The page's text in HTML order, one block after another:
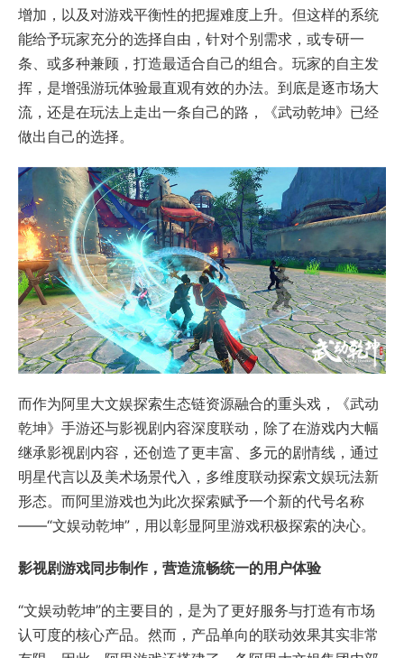
增加，以及对游戏平衡性的把握难度上升。但这样的系统
能给予玩家充分的选择自由，针对个别需求，或专研一
条、或多种兼顾，打造最适合自己的组合。玩家的自主发
挥，是增强游玩体验最直观有效的办法。到底是逐市场大
流，还是在玩法上走出一条自己的路，《武动乾坤》已经
做出自己的选择。
而作为阿里大文娱探索生态链资源融合的重头戏，《武动
乾坤》手游还与影视剧内容深度联动，除了在游戏内大幅
继承影视剧内容，还创造了更丰富、多元的剧情线，通过
明星代言以及美术场景代入，多维度联动探索文娱玩法新
形态。而阿里游戏也为此次探索赋予一个新的代号名称
——“文娱动乾坤”，用以彰显阿里游戏积极探索的决心。
影视剧游戏同步制作，营造流畅统一的用户体验
“文娱动乾坤”的主要目的，是为了更好服务与打造有市场
认可度的核心产品。然而，产品单向的联动效果其实非常